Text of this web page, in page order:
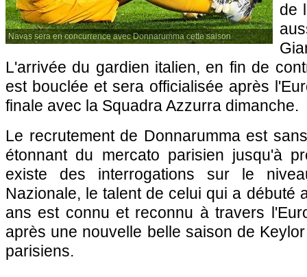
Navas sera en concurrence avec Donnarumma cette saison
de
L'arrivée du gardien italien, en fin de
est bouclée et sera officialisée après
finale avec la Squadra Azzurra dimanche.
Le recrutement de Donnarumma est
étonnant du mercato parisien jusqu'à
existe des interrogations sur le
Nazionale, le talent de celui qui a débuté
ans est connu et reconnu à travers
après une nouvelle belle saison de
parisiens.